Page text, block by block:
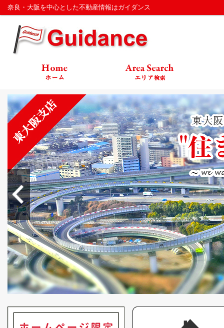
奈良・大阪を中心とした不動産情報はガイダンス